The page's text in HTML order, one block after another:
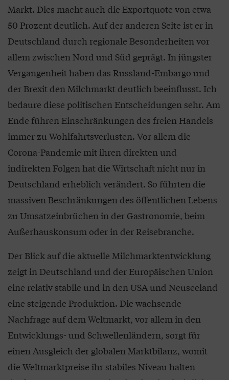
Markt. Dies macht auch die Exportquote von etwa
50 Prozent deutlich. Auf der anderen Seite ist er in
Deutschland durch regionale Besonderheiten vor
allem zwischen Nord und Süd geprägt. In jüngster
Vergangenheit haben das Russland-Embargo und
der Brexit den Milchmarkt deutlich beeinflusst. Ich
bedaure diese politischen Entscheidungen sehr. Am
Ende führen Einschränkungen des freien Handels
immer zu Wohlfahrtsverlusten. Vor allem die
Corona-Pandemie mit ihren direkten und
indirekten Folgen hat die Wirtschaft nicht nur in
Deutschland erheblich verändert. So führten die
massiven Beschränkungen des öffentlichen Lebens
zu Umsatzeinbrüchen in der Gastronomie, beim
Außerhauskonsum oder in der Reisebranche.
Der Blick auf die aktuelle Milchmarktentwicklung
zeigt in Deutschland und der Europäischen Union
eine relativ stabile und in den USA und Neuseeland
eine steigende Produktion. Die wachsende
Nachfrage auf dem Weltmarkt, vor allem in den
Entwicklungs- und Schwellenländern, sorgt für
einen Ausgleich der globalen Marktbilanz, womit
die Weltmarktpreise ihr stabiles Niveau halten